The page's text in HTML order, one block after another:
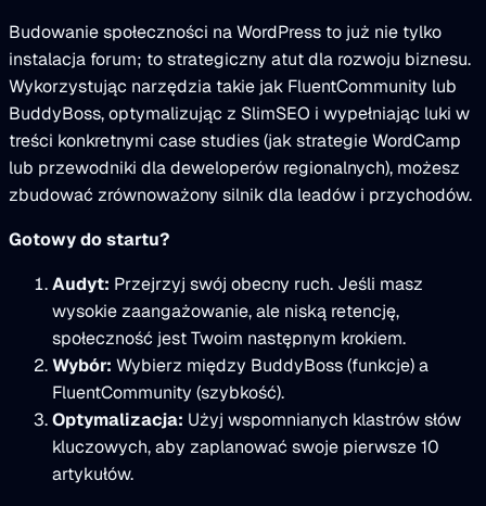
Budowanie społeczności na WordPress to już nie tylko
instalacja forum; to strategiczny atut dla rozwoju biznesu.
Wykorzystując narzędzia takie jak FluentCommunity lub
BuddyBoss, optymalizując z SlimSEO i wypełniając luki w
treści konkretnymi case studies (jak strategie WordCamp
lub przewodniki dla deweloperów regionalnych), możesz
zbudować zrównoważony silnik dla leadów i przychodów.
Gotowy do startu?
Audyt: Przejrzyj swój obecny ruch. Jeśli masz
wysokie zaangażowanie, ale niską retencję,
społeczność jest Twoim następnym krokiem.
Wybór: Wybierz między BuddyBoss (funkcje) a
FluentCommunity (szybkość).
Optymalizacja: Użyj wspomnianych klastrów słów
kluczowych, aby zaplanować swoje pierwsze 10
artykułów.